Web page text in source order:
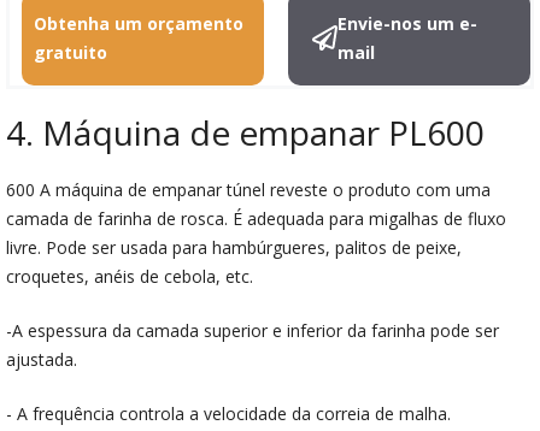
Obtenha um orçamento
gratuito
Envie-nos um e-
mail
4. Máquina de empanar PL600
600 A máquina de empanar túnel reveste o produto com uma
camada de farinha de rosca. É adequada para migalhas de fluxo
livre. Pode ser usada para hambúrgueres, palitos de peixe,
croquetes, anéis de cebola, etc.
-A espessura da camada superior e inferior da farinha pode ser
ajustada.
- A frequência controla a velocidade da correia de malha.